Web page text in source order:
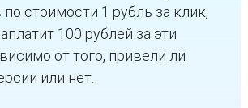
стоимости 1 рубль за клик,
100 рублей за эти
от того, привели ли
или нет.